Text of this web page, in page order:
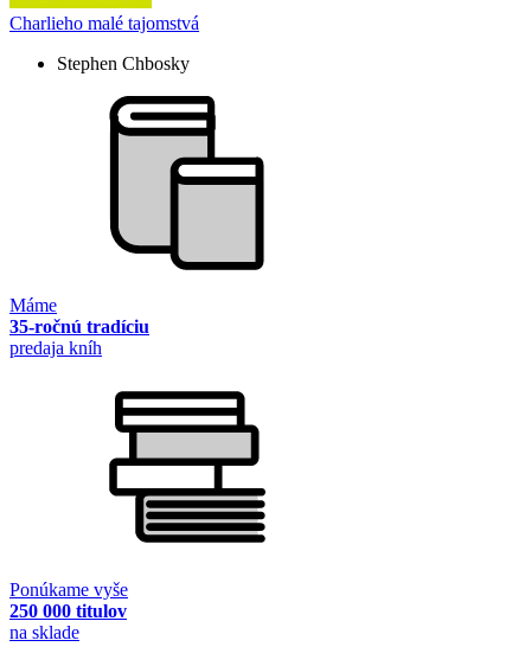
Charlieho malé tajomstvá
Stephen Chbosky
Máme
35-ročnú tradíciu
predaja kníh
Ponúkame vyše
250 000 titulov
na sklade